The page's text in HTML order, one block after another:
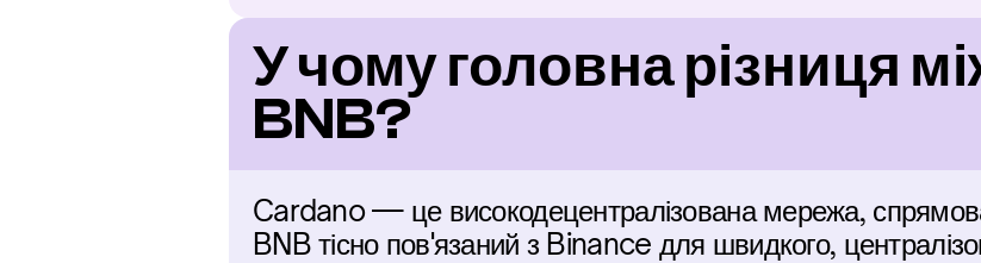
У чому головна різниця
BNB?
Cardano — це високодецентралізована мережа,
BNB тісно пов'язаний з Binance для швидкого,